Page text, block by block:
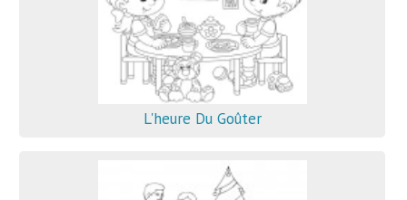
L'heure Du Goûter